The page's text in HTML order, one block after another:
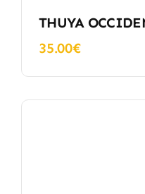
THUYA
35.00€